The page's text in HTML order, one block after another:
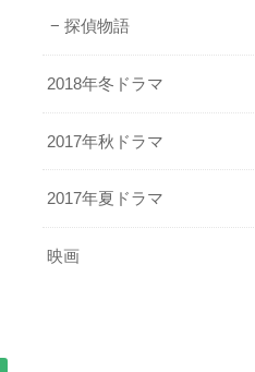
探偵物語
2018年冬ドラマ
2017年秋ドラマ
2017年夏ドラマ
映画